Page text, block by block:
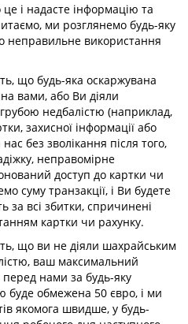
і надасте інформацію та
ми розглянемо будь-яку
неправильне використання
що будь-яка оскаржувана
вами, або Ви діяли
недбалістю (наприклад,
захисної інформації або
без зволікання після того,
неправомірне
доступ до картки чи
суму транзакції, і Ви будете
за всі збитки, спричинені
картки чи рахунку.
що ви не діяли шахрайським
ваш максимальний
перед нами за будь-яку
буде обмежена 50 євро, і ми
якомога швидше, у будь-